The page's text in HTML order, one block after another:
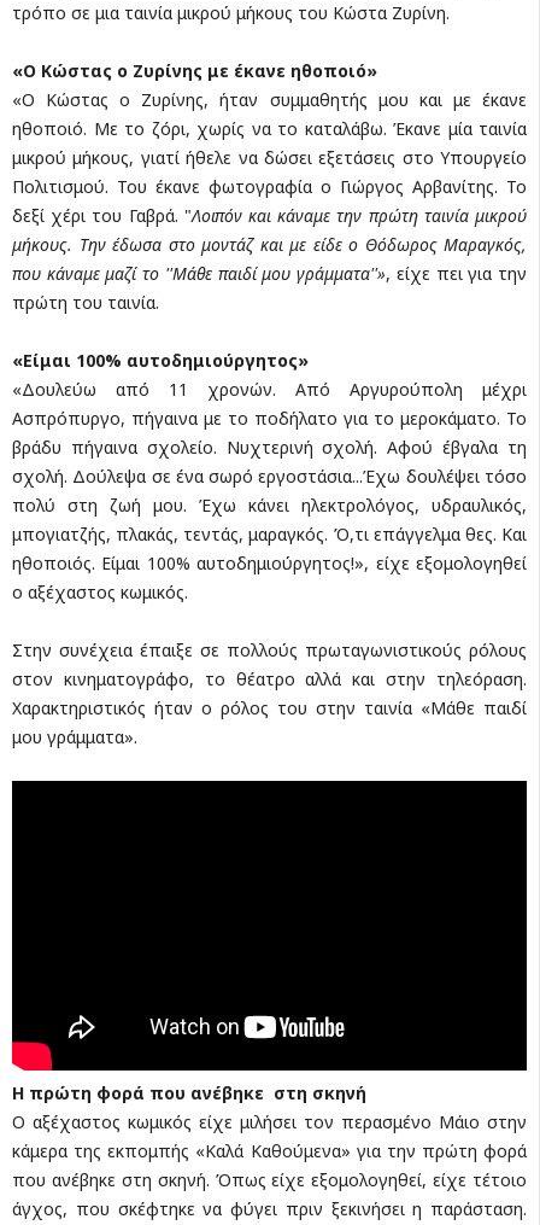
τρόπο σε μια ταινία μικρού μήκους του Κώστα Ζυρίνη.
«Ο Κώστας ο Ζυρίνης με έκανε ηθοποιό»
«Ο Κώστας ο Ζυρίνης, ήταν συμμαθητής μου και με έκανε
ηθοποιό. Με το ζόρι, χωρίς να το καταλάβω. Έκανε μία ταινία
μικρού μήκους, γιατί ήθελε να δώσει εξετάσεις στο Υπουργείο
Πολιτισμού. Του έκανε φωτογραφία ο Γιώργος Αρβανίτης. Το
δεξί χέρι του Γαβρά. "Λοιπόν και κάναμε την πρώτη ταινία μικρού
μήκους. Την έδωσα στο μοντάζ και με είδε ο Θόδωρος Μαραγκός,
που κάναμε μαζί το ''Μάθε παιδί μου γράμματα''», είχε πει για την
πρώτη του ταινία.
«Είμαι 100% αυτοδημιούργητος»
«Δουλεύω από 11 χρονών. Από Αργυρούπολη μέχρι
Ασπρόπυργο, πήγαινα με το ποδήλατο για το μεροκάματο. Το
βράδυ πήγαινα σχολείο. Νυχτερινή σχολή. Αφού έβγαλα τη
σχολή. Δούλεψα σε ένα σωρό εργοστάσια...Έχω δουλέψει τόσο
πολύ στη ζωή μου. Έχω κάνει ηλεκτρολόγος, υδραυλικός,
μπογιατζής, πλακάς, τεντάς, μαραγκός. Ό,τι επάγγελμα θες. Και
ηθοποιός. Είμαι 100% αυτοδημιούργητος!», είχε εξομολογηθεί
ο αξέχαστος κωμικός.
Στην συνέχεια έπαιξε σε πολλούς πρωταγωνιστικούς ρόλους
στον κινηματογράφο, το θέατρο αλλά και στην τηλεόραση.
Χαρακτηριστικός ήταν ο ρόλος του στην ταινία «Μάθε παιδί
μου γράμματα».
Η πρώτη φορά που ανέβηκε στη σκηνή
Ο αξέχαστος κωμικός είχε μιλήσει τον περασμένο Μάιο στην
κάμερα της εκπομπής «Καλά Καθούμενα» για την πρώτη φορά
που ανέβηκε στη σκηνή. Όπως είχε εξομολογηθεί, είχε τέτοιο
άγχος, που σκέφτηκε να φύγει πριν ξεκινήσει η παράσταση.